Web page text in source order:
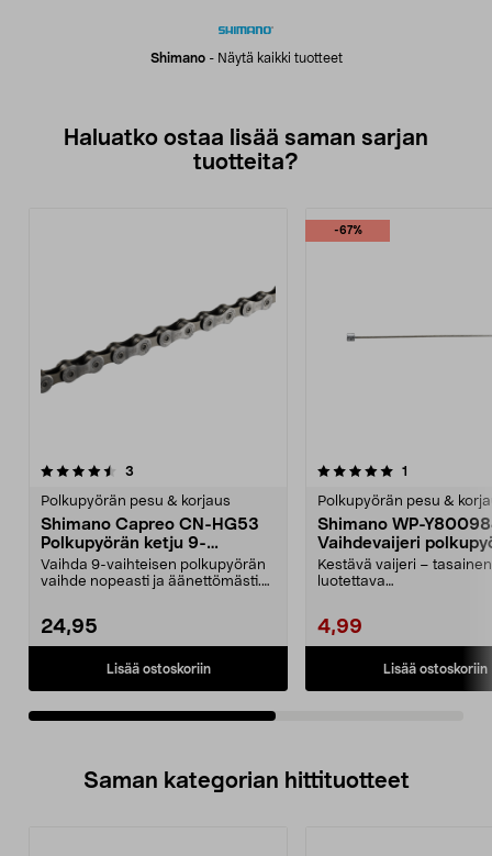
Shimano- Näytä kaikki tuotteet
Haluatko ostaa lisää saman sarjan
tuotteita?
3
Polkupyörän pesu & korjaus
Shimano Capreo CN-HG53
Polkupyörän ketju 9-
vaihteinen
Vaihda 9-vaihteisen polkupyörän
vaihde nopeasti ja äänettömästi.
24,95
Lisää ostoskoriin
-67%
5.0viidestä
1
Polkupyörän pesu &
Shimano WP-
Vaihdevaijeri
Kestävä vaijeri –
luotettava
4,99
Lisää ostoskoriin
5.0viidestä
Saman kategorian hittituotteet